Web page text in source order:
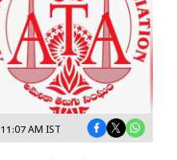
AM IST